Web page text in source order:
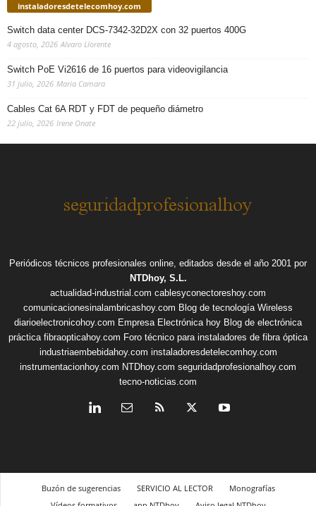
instaladoresdetelecomhoy.com
Switch data center DCS-7342-32D2X con 32 puertos 400G
4 agosto, 2026 Alvaro Llorente
Switch PoE Vi2616 de 16 puertos para videovigilancia
31 julio, 2026 Maria Camara
Cables Cat 6A RDT y FDT de pequeño diámetro
22 julio, 2026 Irene Onate
Periódicos técnicos profesionales online, editados desde el año 2001 por
NTDhoy, S.L.
actualidad-industrial.com cablesyconectoreshoy.com
comunicacionesinalambricashoy.com Blog de tecnología Wireless
diarioelectronicohoy.com Empresa Electrónica hoy Blog de electrónica
práctica fibraopticahoy.com Foro técnico para instaladores de fibra óptica
industriaembebidahoy.com instaladoresdetelecomhoy.com
instrumentacionhoy.com NTDhoy.com seguridadprofesionalhoy.com
tecno-noticias.com
Buzón de sugerencias SERVICIO AL LECTOR
Monografías